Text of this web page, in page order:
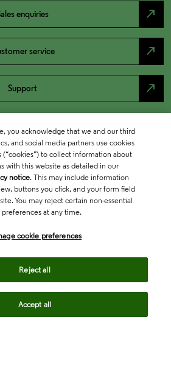
enquiries north_east
service north_east
Support north_east
you acknowledge that we and our third
and social media partners use cookies
to collect information about
with this website as detailed in our
notice. This may include information
buttons you click, and your form field
You may reject certain non-essential
at any time.
cookie preferences
Reject all
Accept all